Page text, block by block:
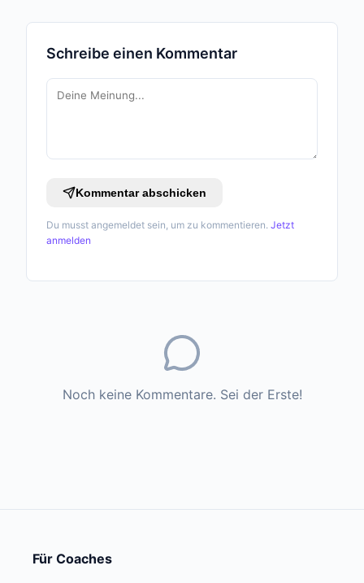
Schreibe einen Kommentar
Kommentar abschicken
Du musst angemeldet sein, um zu kommentieren. Jetzt
anmelden
Noch keine Kommentare. Sei der Erste!
Für Coaches